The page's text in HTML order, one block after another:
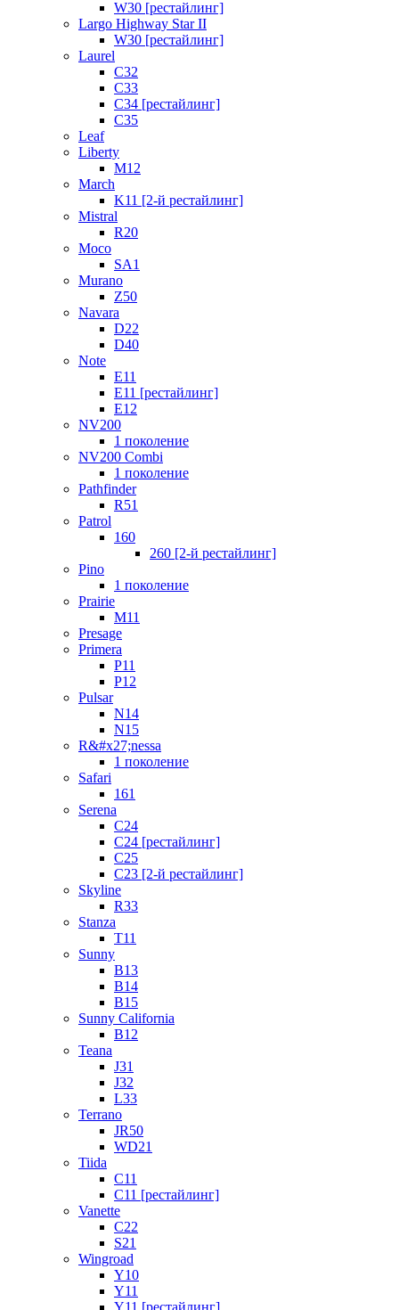
W30 [рестайлинг]
Largo Highway Star II
W30 [рестайлинг]
Laurel
C32
C33
C34 [рестайлинг]
C35
Leaf
Liberty
M12
March
K11 [2-й рестайлинг]
Mistral
R20
Moco
SA1
Murano
Z50
Navara
D22
D40
Note
E11
E11 [рестайлинг]
E12
NV200
1 поколение
NV200 Combi
1 поколение
Pathfinder
R51
Patrol
160
260 [2-й рестайлинг]
Pino
1 поколение
Prairie
M11
Presage
Primera
P11
P12
Pulsar
N14
N15
R&#x27;nessa
1 поколение
Safari
161
Serena
C24
C24 [рестайлинг]
C25
С23 [2-й рестайлинг]
Skyline
R33
Stanza
T11
Sunny
B13
B14
B15
Sunny California
B12
Teana
J31
J32
L33
Terrano
JR50
WD21
Tiida
C11
C11 [рестайлинг]
Vanette
C22
S21
Wingroad
Y10
Y11
Y11 [рестайлинг]